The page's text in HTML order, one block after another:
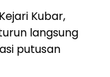
Kubar,
langsung
putusan